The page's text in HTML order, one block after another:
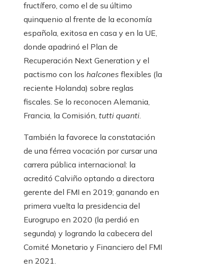
fructífero, como el de su último
quinquenio al frente de la economía
española, exitosa en casa y en la UE,
donde apadrinó el Plan de
Recuperación Next Generation y el
pactismo con los halcones flexibles (la
reciente Holanda) sobre reglas
fiscales. Se lo reconocen Alemania,
Francia, la Comisión, tutti quanti.
También la favorece la constatación
de una férrea vocación por cursar una
carrera pública internacional: la
acreditó Calviño optando a directora
gerente del FMI en 2019; ganando en
primera vuelta la presidencia del
Eurogrupo en 2020 (la perdió en
segunda) y logrando la cabecera del
Comité Monetario y Financiero del FMI
en 2021.